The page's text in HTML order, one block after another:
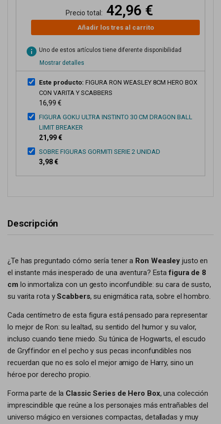
Precio total: 42,96 €
Añadir los tres al carrito
info Uno de estos artículos tiene diferente disponibilidad
Mostrar detalles
Este producto: FIGURA RON WEASLEY 8CM HERO BOX
CON VARITA Y SCABBERS
16,99 €
FIGURA GOKU ULTRA INSTINTO 30 CM DRAGON BALL
LIMIT BREAKER
21,99 €
SOBRE FIGURAS GORMITI SERIE 2 UNIDAD
3,98 €
Descripción
¿Te has preguntado cómo sería tener a Ron Weasley justo en
el instante más inesperado de una aventura? Estafigura de 8
cm lo inmortaliza con un gesto inconfundible: su cara de susto,
su varita rota yScabbers, su enigmática rata, sobre el hombro.
Cada centímetro de esta figura está pensado para representar
lo mejor de Ron: su lealtad, su sentido del humor y su valor,
incluso cuando tiene miedo. Su túnica de Hogwarts, el escudo
de Gryffindor en el pecho y sus pecas inconfundibles nos
recuerdan que no es solo el mejor amigo de Harry, sino un
héroe por derecho propio.
Forma parte de la Classic Series de Hero Box, una colección
imprescindible que reúne a los personajes más entrañables del
universo mágico en versiones compactas, detalladas y muy